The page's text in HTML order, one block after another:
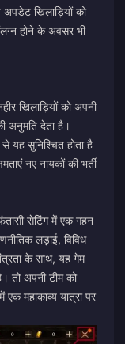
अपडेट खिलाड़ियों को
होने के अवसर भी
खिलाड़ियों को अपनी
अनुमति देता है।
सुनिश्चित होता है
नए नायकों की भर्ती
सेटिंग में एक गहन
लड़ाई, विविध
के साथ, यह गेम
तो अपनी टीम को
महाकाव्य यात्रा पर